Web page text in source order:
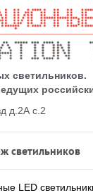
светильников.
д.2А с.2
светильников
LED